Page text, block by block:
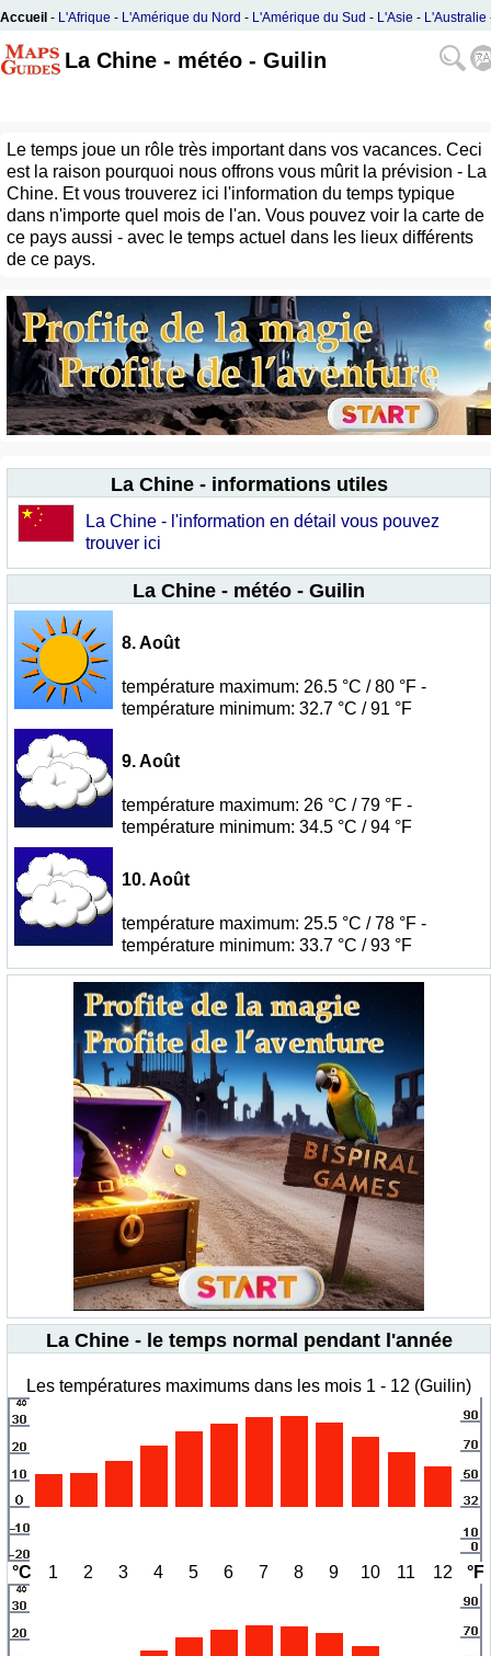
Accueil - L'Afrique - L'Amérique du Nord - L'Amérique du Sud - L'Asie - L'Australie
La Chine - météo - Guilin
Le temps joue un rôle très important dans vos vacances. Ceci
est la raison pourquoi nous offrons vous mûrit la prévision - La
Chine. Et vous trouverez ici l'information du temps typique
dans n'importe quel mois de l'an. Vous pouvez voir la carte de
ce pays aussi - avec le temps actuel dans les lieux différents
de ce pays.
La Chine - informations utiles
La Chine - l'information en détail vous pouvez
trouver ici
La Chine - météo - Guilin
8. Août
température maximum: 26.5 °C / 80 °F -
température minimum: 32.7 °C / 91 °F
9. Août
température maximum: 26 °C / 79 °F -
température minimum: 34.5 °C / 94 °F
10. Août
température maximum: 25.5 °C / 78 °F -
température minimum: 33.7 °C / 93 °F
La Chine - le temps normal pendant l'année
Les températures maximums dans les mois 1 - 12 (Guilin)
°C 1 2 3 4 5 6 7 8 9 10 11 12 °F